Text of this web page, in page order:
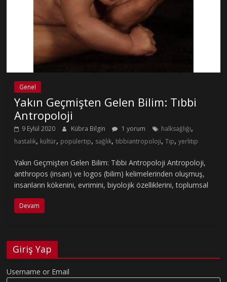
Genel
Yakın Geçmişten Gelen Bilim: Tıbbi
Antropoloji
9 Eylül 2020 Kübra Bilgin 1 yorum halksağlığı,
hastalık, kültür, popülertıp, sağlık,tıbbiantropoloji,Tıp,yerlitıp
Yakın Geçmişten Gelen Bilim: Tıbbi Antropoloji Antropoloji,
anthropos (insan) ve logos (bilim) kelimelerinden oluşmuş,
insanların kökenini, evrimini, biyolojik özelliklerini, toplumsal
Devam
Giriş Yap
Username or Email